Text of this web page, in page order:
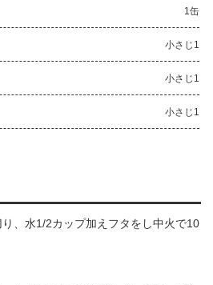
1缶
小さじ1
小さじ1
小さじ1
、水1/2カップ加えフタをし中火で10